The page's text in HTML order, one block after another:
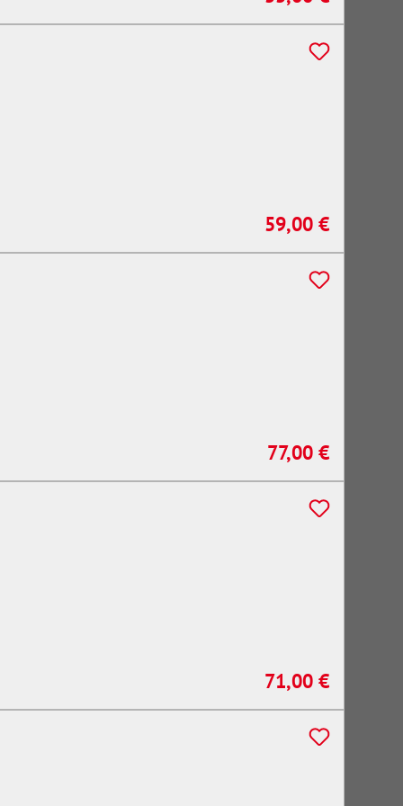
Regulärer Preis:
59,00 €
Regulärer Preis:
77,00 €
Regulärer Preis:
71,00 €